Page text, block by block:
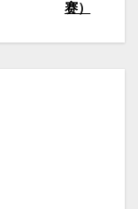
赛）